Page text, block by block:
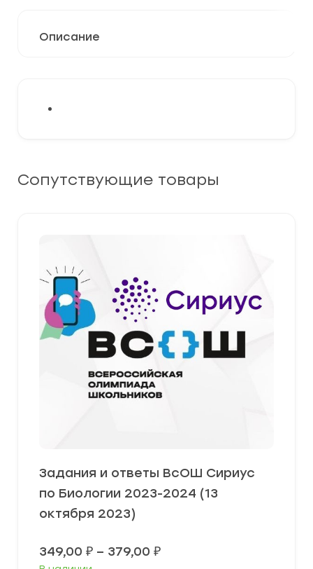
Описание
Сопутствующие товары
Задания и ответы ВсОШ Сириус
по Биологии 2023-2024 (13
октября 2023)
349,00 ₽ – 379,00 ₽Диапазон